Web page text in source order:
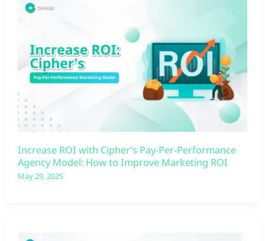
Increase ROI with Cipher’s Pay-Per-Performance
Agency Model: How to Improve Marketing ROI
May 29, 2025